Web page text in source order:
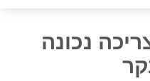
נכונה